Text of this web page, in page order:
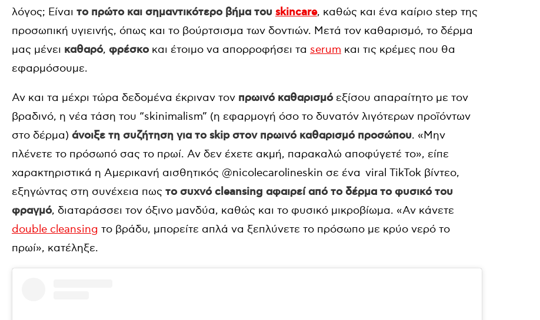
λόγος; Είναι το πρώτο και σημαντικότερο βήμα του skincare, καθώς και ένα καίριο step της
προσωπική υγιεινής, όπως και το βούρτσισμα των δοντιών. Μετά τον καθαρισμό, το δέρμα
μας μένει καθαρό, φρέσκοκαι έτοιμο να απορροφήσει τα serum και τις κρέμες που θα
εφαρμόσουμε.
Αν και τα μέχρι τώρα δεδομένα έκριναν τον πρωινό καθαρισμόεξίσου απαραίτητο με τον
βραδινό, η νέα τάση του “skinimalism” (η εφαρμογή όσο το δυνατόν λιγότερων προϊόντων
στο δέρμα) άνοιξε τη συζήτηση για το skip στον πρωινό καθαρισμό προσώπου. «Μην
πλένετε το πρόσωπό σας το πρωί. Αν δεν έχετε ακμή, παρακαλώ αποφύγετέ το», είπε
χαρακτηριστικά η Αμερικανή αισθητικός @nicolecarolineskin σε ένα viral TikTok βίντεο,
εξηγώντας στη συνέχεια πως το συχνό cleansing αφαιρεί από το δέρμα το φυσικό του
φραγμό, διαταράσσει τον όξινο μανδύα, καθώς και το φυσικό μικροβίωμα. «Αν κάνετε
double cleansing το βράδυ, μπορείτε απλά να ξεπλύνετε το πρόσωπο με κρύο νερό το
πρωί», κατέληξε.